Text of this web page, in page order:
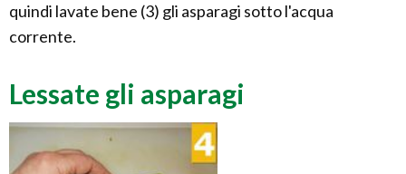
quindi lavate bene (3) gli asparagi sotto l'acqua
corrente.
Lessate gli asparagi